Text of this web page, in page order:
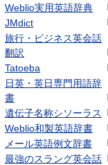
Weblio実用英語辞典
JMdict
旅行・ビジネス英会話
翻訳
Tatoeba
日英・英日専門用語辞
書
遺伝子名称シソーラス
Weblio和製英語辞書
メール英語例文辞書
最強のスラング英会話